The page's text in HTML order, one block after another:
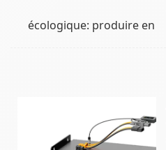
écologique: produire en